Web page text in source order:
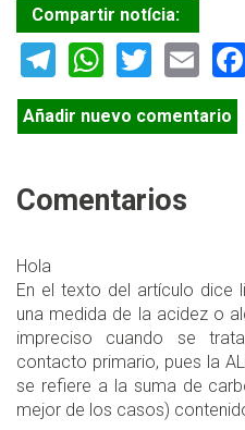
Compartir notícia:
Telegram
Añadir nuevo comentario
Comentarios
Hola
En el texto del artículo dice
una medida de la acidez o
impreciso cuando se
contacto primario, pues la
se refiere a la suma de
mejor de los casos)